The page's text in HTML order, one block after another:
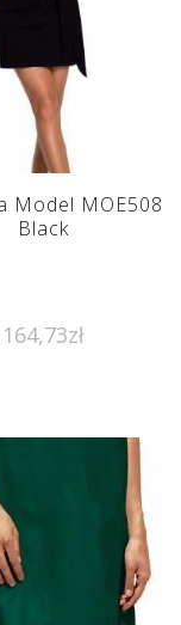
Model MOE508
Black
164,73zł